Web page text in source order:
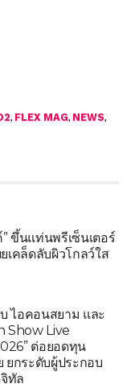
, FLEX MAG, NEWS,
ขึ้นแท่นพรีเซ็นเตอร์
เคล็ดลับผิวโกลว์ใส
ไอคอนสยาม และ
Show Live
ต่อยอดทุน
กระดับผู้ประกอบ
ทัล